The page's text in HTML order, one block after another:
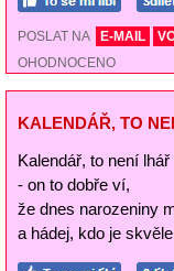
POSLAT NA E-MAIL
OHODNOCENO
KALENDÁŘ, TO
Kalendář, to není lhář
- on to dobře ví,
že dnes narozeniny
a hádej, kdo je